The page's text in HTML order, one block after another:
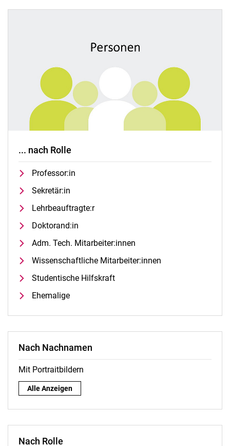
... nach Rolle
Professor:in
Sekretär:in
Lehrbeauftragte:r
Doktorand:in
Adm. Tech. Mitarbeiter:innen
Wissenschaftliche Mitarbeiter:innen
Studentische Hilfskraft
Ehemalige
Nach Nachnamen
Mit Portraitbildern
Nach Nachnamen:
Alle Anzeigen
Nach Rolle